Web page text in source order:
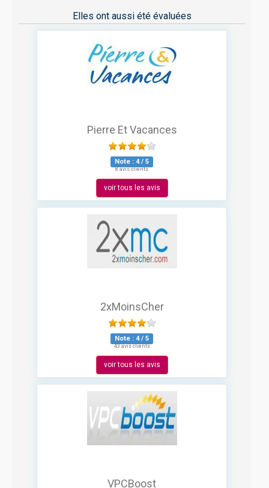
Elles ont aussi été évaluées
Pierre Et Vacances
Note : 4/ 5
8 avis clients
voir tous les avis
2xMoinsCher
Note : 4/ 5
43 avis clients
voir tous les avis
VPCBoost